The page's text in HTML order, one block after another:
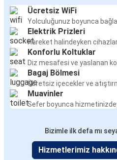
Ücretsiz WiFi
Yolculuğunuz boyunca
Elektrik Prizleri
Hareket halindeyken
Konforlu Koltuklar
Diz mesafesi ve yaslanan
Bagaj Bölmesi
Ücretsiz içecekler ve
Muavinler
Sefer boyunca
Bizimle ilk defa mı
Hizmetlerimiz